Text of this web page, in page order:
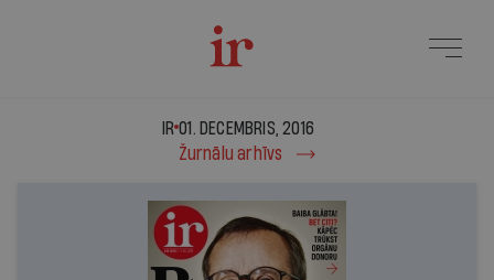
IR - 01. decembris, 2016
IR 01. DECEMBRIS, 2016
Žurnālu arhīvs